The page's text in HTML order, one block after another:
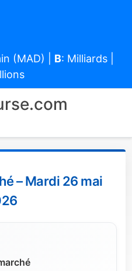
(MAD) | B: Milliards |
– Mardi 26 mai